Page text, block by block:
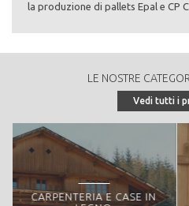
la produzione di pallets Epal e CP
LE NOSTRE
Vedi tutti i
CARPENTERIA E CASE IN